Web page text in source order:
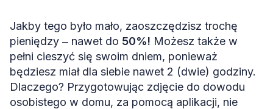
Jakby tego było mało, zaoszczędzisz trochę
pieniędzy ‒ nawet do 50%! Możesz także w
pełni cieszyć się swoim dniem, ponieważ
będziesz miał dla siebie nawet 2 (dwie) godziny.
Dlaczego? Przygotowując zdjęcie do dowodu
osobistego w domu, za pomocą aplikacji, nie